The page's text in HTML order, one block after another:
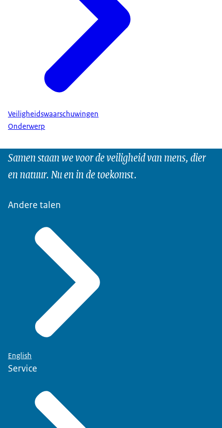
Veiligheidswaarschuwingen
Onderwerp
Samen staan we voor de veiligheid van mens, dier
en natuur. Nu en in de toekomst.
Andere talen
English
Service